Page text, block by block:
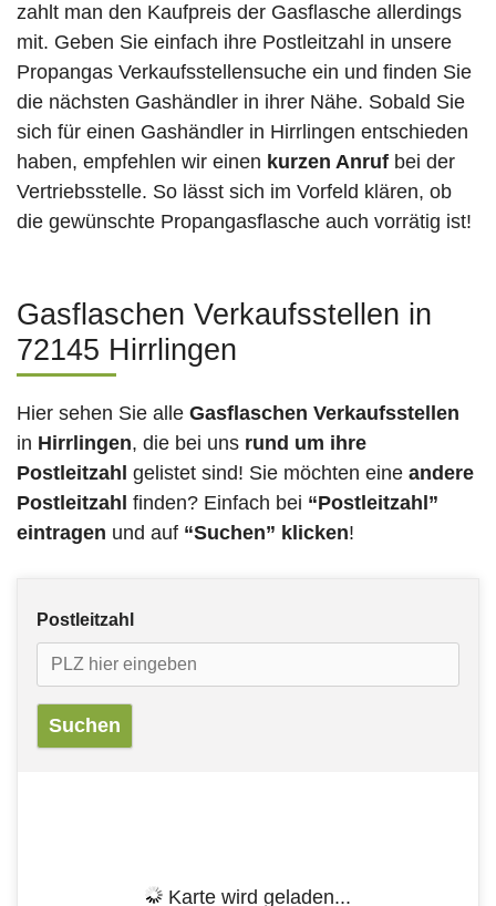
zahlt man den Kaufpreis der Gasflasche allerdings
mit. Geben Sie einfach ihre Postleitzahl in unsere
Propangas Verkaufsstellensuche ein und finden Sie
die nächsten Gashändler in ihrer Nähe. Sobald Sie
sich für einen Gashändler in Hirrlingen entschieden
haben, empfehlen wir einen kurzen Anruf bei der
Vertriebsstelle. So lässt sich im Vorfeld klären, ob
die gewünschte Propangasflasche auch vorrätig ist!
Gasflaschen Verkaufsstellen in
72145 Hirrlingen
Hier sehen Sie alle Gasflaschen Verkaufsstellen
in Hirrlingen, die bei uns rund um ihre
Postleitzahl gelistet sind! Sie möchten eine andere
Postleitzahl finden? Einfach bei “Postleitzahl”
eintragen und auf “Suchen” klicken!
Postleitzahl
Karte wird geladen...